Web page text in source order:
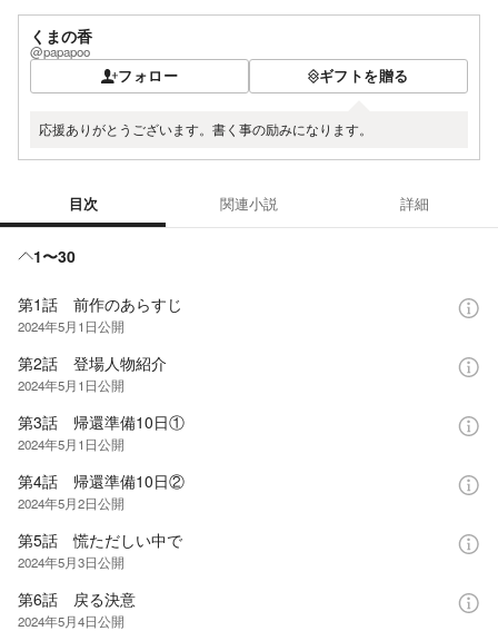
くまの香
@papapoo
フォロー ギフトを贈る
応援ありがとうございます。書く事の励みになります。
目次 関連小説 詳細
1〜30
第1話 前作のあらすじ
2024年5月1日公開
第2話 登場人物紹介
2024年5月1日公開
第3話 帰還準備10日①
2024年5月1日公開
第4話 帰還準備10日②
2024年5月2日公開
第5話 慌ただしい中で
2024年5月3日公開
第6話 戻る決意
2024年5月4日公開